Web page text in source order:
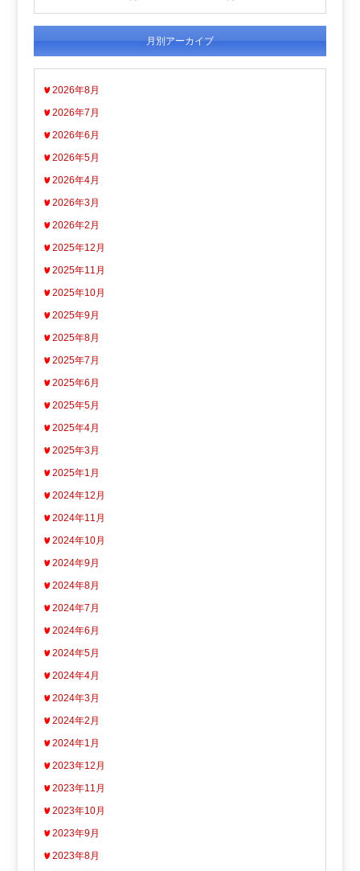
月別アーカイブ
2026年8月
2026年7月
2026年6月
2026年5月
2026年4月
2026年3月
2026年2月
2025年12月
2025年11月
2025年10月
2025年9月
2025年8月
2025年7月
2025年6月
2025年5月
2025年4月
2025年3月
2025年1月
2024年12月
2024年11月
2024年10月
2024年9月
2024年8月
2024年7月
2024年6月
2024年5月
2024年4月
2024年3月
2024年2月
2024年1月
2023年12月
2023年11月
2023年10月
2023年9月
2023年8月